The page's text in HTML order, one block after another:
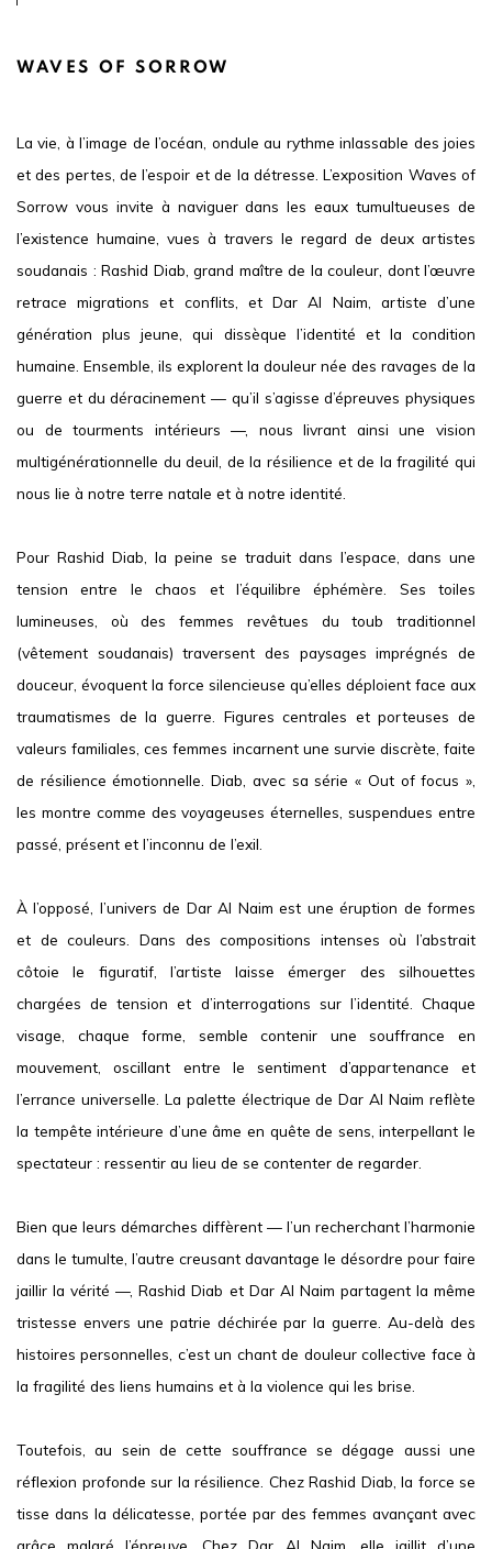
WAVES OF SORROW
La vie, à l’image de l’océan, ondule au rythme inlassable des joies
et des pertes, de l’espoir et de la détresse. L’exposition Waves of
Sorrow vous invite à naviguer dans les eaux tumultueuses de
l’existence humaine, vues à travers le regard de deux artistes
soudanais : Rashid Diab, grand maître de la couleur, dont l’œuvre
retrace migrations et conflits, et Dar Al Naim, artiste d’une
génération plus jeune, qui dissèque l’identité et la condition
humaine. Ensemble, ils explorent la douleur née des ravages de la
guerre et du déracinement — qu’il s’agisse d’épreuves physiques
ou de tourments intérieurs —, nous livrant ainsi une vision
multigénérationnelle du deuil, de la résilience et de la fragilité qui
nous lie à notre terre natale et à notre identité.
Pour Rashid Diab, la peine se traduit dans l’espace, dans une
tension entre le chaos et l’équilibre éphémère. Ses toiles
lumineuses, où des femmes revêtues du toub traditionnel
(vêtement soudanais) traversent des paysages imprégnés de
douceur, évoquent la force silencieuse qu’elles déploient face aux
traumatismes de la guerre. Figures centrales et porteuses de
valeurs familiales, ces femmes incarnent une survie discrète, faite
de résilience émotionnelle. Diab, avec sa série « Out of focus »,
les montre comme des voyageuses éternelles, suspendues entre
passé, présent et l’inconnu de l’exil.
À l’opposé, l’univers de Dar Al Naim est une éruption de formes
et de couleurs. Dans des compositions intenses où l’abstrait
côtoie le figuratif, l’artiste laisse émerger des silhouettes
chargées de tension et d’interrogations sur l’identité. Chaque
visage, chaque forme, semble contenir une souffrance en
mouvement, oscillant entre le sentiment d’appartenance et
l’errance universelle. La palette électrique de Dar Al Naim reflète
la tempête intérieure d’une âme en quête de sens, interpellant le
spectateur : ressentir au lieu de se contenter de regarder.
Bien que leurs démarches diffèrent — l’un recherchant l’harmonie
dans le tumulte, l’autre creusant davantage le désordre pour faire
jaillir la vérité —, Rashid Diab et Dar Al Naim partagent la même
tristesse envers une patrie déchirée par la guerre. Au-delà des
histoires personnelles, c’est un chant de douleur collective face à
la fragilité des liens humains et à la violence qui les brise.
Toutefois, au sein de cette souffrance se dégage aussi une
réflexion profonde sur la résilience. Chez Rashid Diab, la force se
tisse dans la délicatesse, portée par des femmes avançant avec
grâce malgré l’épreuve. Chez Dar Al Naim, elle jaillit d’une